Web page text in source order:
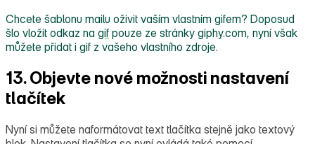
Chcete šablonu mailu oživit vaším vlastním gifem? Doposud
šlo vložit odkaz na gif pouze ze stránky giphy.com, nyní však
můžete přidat i gif z vašeho vlastního zdroje.
13. Objevte nové možnosti nastavení
tlačítek
Nyní si můžete naformátovat text tlačítka stejně jako textový